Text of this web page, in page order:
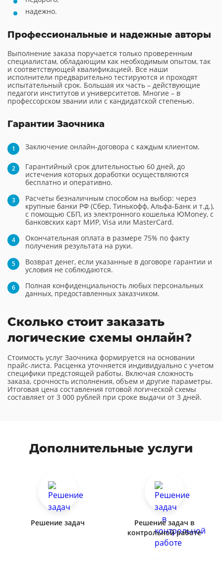
надежно.
Профессиональные и надежные авторы
Выполнение заказа поручается только проверенным
специалистам, обладающим как необходимым опытом, так
и соответствующей квалификацией. Все наши
исполнители предварительно тестируются и проходят
испытательный срок. Большая их часть – действующие
педагоги институтов и университетов. Многие – в
профессорском звании или с кандидатской степенью.
Гарантии Заочника
Заключение онлайн-договора с каждым клиентом.
Гарантийный срок длительностью 60 дней, до
истечения которых доработки осуществляются
бесплатно и оперативно.
Расчеты безналичным способом на выбор: через
крупные банки РФ (Сбер, Тинькофф, Альфа-Банк и т.д.),
с помощью СБП, из электронного кошелька ЮMoney, с
банковских карт МИР, Visa или MasterCard.
Окончательная оплата в размере 75% по факту
получения результата на руки.
Возврат денег, если указанные в договоре гарантии и
условия не соблюдаются.
Полная конфиденциальность любых персональных
данных, предоставленных заказчиком.
Сколько стоит заказать
логические схемы онлайн?
Стоимость услуг Заочника формируется на основании
прайс-листа. Расценка уточняется индивидуально с учетом
специфики предстоящей работы. Включая сложность
заказа, срочность исполнения, объем и другие параметры.
Итоговая цена составления готовой логической схемы
составляет от 3 000 рублей при сроке выдачи от 3 дней.
Дополнительные услуги
Решение задач
Решение задач в
контрольной работе